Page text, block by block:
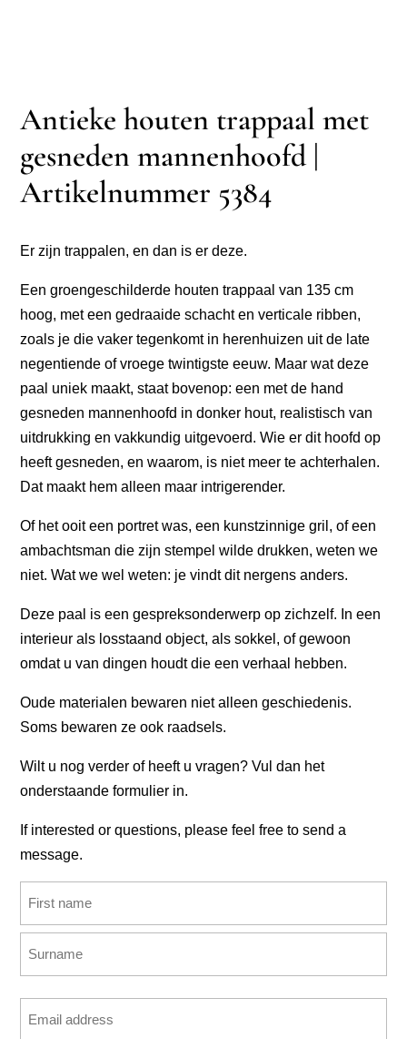
Antieke houten trappaal met
gesneden mannenhoofd |
Artikelnummer 5384
Er zijn trappalen, en dan is er deze.
Een groengeschilderde houten trappaal van 135 cm
hoog, met een gedraaide schacht en verticale ribben,
zoals je die vaker tegenkomt in herenhuizen uit de late
negentiende of vroege twintigste eeuw. Maar wat deze
paal uniek maakt, staat bovenop: een met de hand
gesneden mannenhoofd in donker hout, realistisch van
uitdrukking en vakkundig uitgevoerd. Wie er dit hoofd op
heeft gesneden, en waarom, is niet meer te achterhalen.
Dat maakt hem alleen maar intrigerender.
Of het ooit een portret was, een kunstzinnige gril, of een
ambachtsman die zijn stempel wilde drukken, weten we
niet. Wat we wel weten: je vindt dit nergens anders.
Deze paal is een gespreksonderwerp op zichzelf. In een
interieur als losstaand object, als sokkel, of gewoon
omdat u van dingen houdt die een verhaal hebben.
Oude materialen bewaren niet alleen geschiedenis.
Soms bewaren ze ook raadsels.
Wilt u nog verder of heeft u vragen? Vul dan het
onderstaande formulier in.
If interested or questions, please feel free to send a
message.